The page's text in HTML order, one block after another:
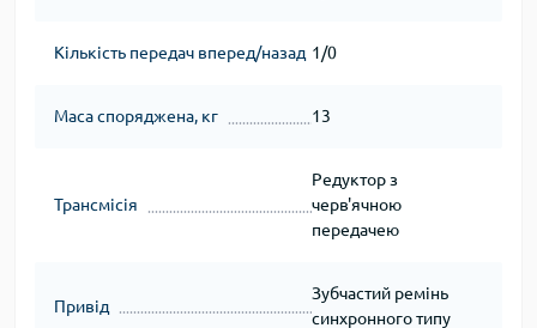
Кількість передач вперед/назад 1/0
Маса споряджена, кг 13
Трансмісія
Редуктор з
черв'ячною
передачею
Привід
Зубчастий ремінь
синхронного типу